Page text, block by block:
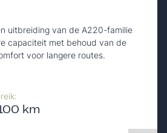
uitbreiding van de A220-familie
capaciteit met behoud van de
voor langere routes.
km